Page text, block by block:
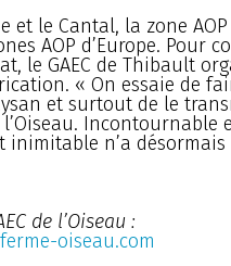
et le Cantal, la zone
AOP d’Europe. Pour
le GAEC de Thibault
« On essaie de
et surtout de le
Incontournable
n’a désormais
de l’Oiseau :
oiseau.com